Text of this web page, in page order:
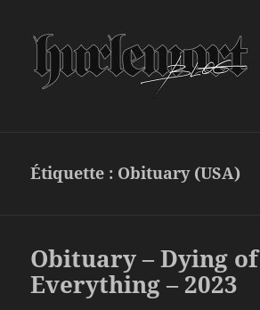
Étiquette : Obituary (USA)
Obituary – Dying of
Everything – 2023